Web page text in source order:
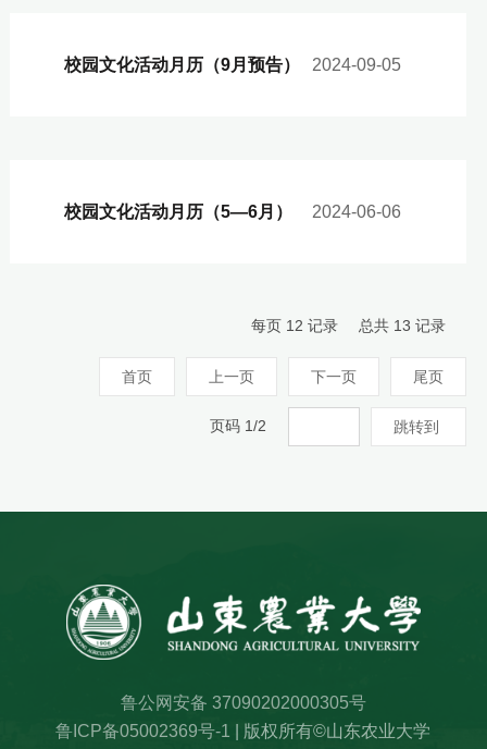
校园文化活动月历（9月预告） 2024-09-05
校园文化活动月历（5—6月） 2024-06-06
每页 12 记录 总共 13 记录
首页 上一页 下一页 尾页
页码 1/2 跳转到
鲁公网安备 37090202000305号
鲁ICP备05002369号-1 | 版权所有©山东农业大学